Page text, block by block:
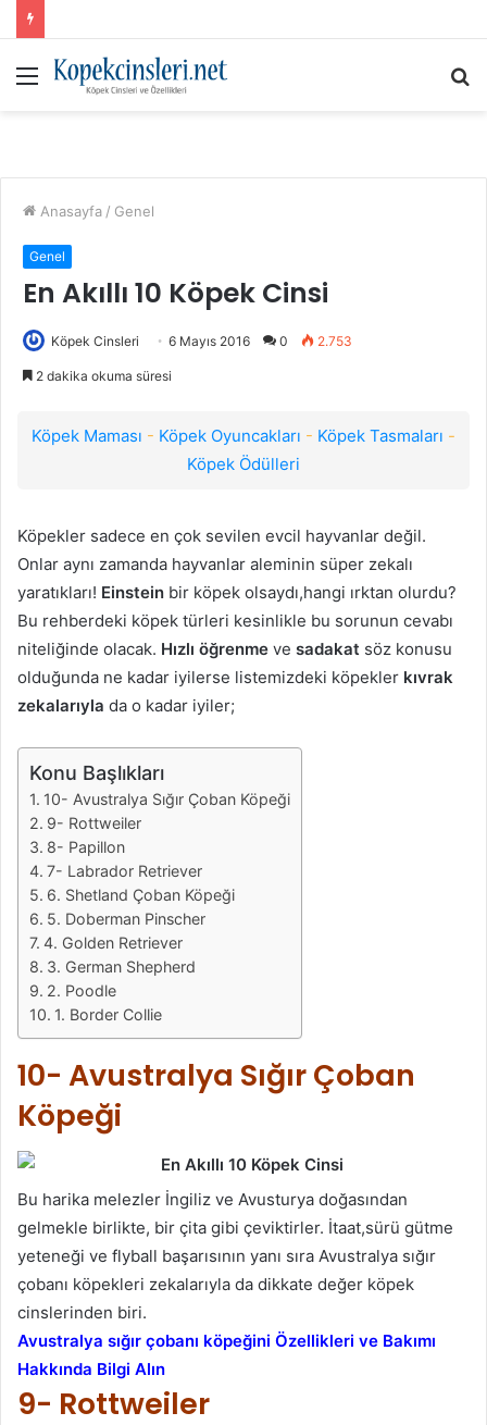
Menü
Anasayfa / Genel
Genel
En Akıllı 10 Köpek Cinsi
Köpek Cinsleri 6 Mayıs 2016 0 2.753
2 dakika okuma süresi
Köpek Maması - Köpek Oyuncakları - Köpek Tasmaları -
Köpek Ödülleri
Köpekler sadece en çok sevilen evcil hayvanlar değil.
Onlar aynı zamanda hayvanlar aleminin süper zekalı
yaratıkları! Einstein bir köpek olsaydı,hangi ırktan olurdu?
Bu rehberdeki köpek türleri kesinlikle bu sorunun cevabı
niteliğinde olacak. Hızlı öğrenme ve sadakat söz konusu
olduğunda ne kadar iyilerse listemizdeki köpekler kıvrak
zekalarıyla da o kadar iyiler;
Konu Başlıkları
10- Avustralya Sığır Çoban Köpeği
9- Rottweiler
8- Papillon
7- Labrador Retriever
6. Shetland Çoban Köpeği
5. Doberman Pinscher
4. Golden Retriever
3. German Shepherd
2. Poodle
1. Border Collie
10- Avustralya Sığır Çoban
Köpeği
Bu harika melezler İngiliz ve Avusturya doğasından
gelmekle birlikte, bir çita gibi çeviktirler. İtaat,sürü gütme
yeteneği ve flyball başarısının yanı sıra Avustralya sığır
çobanı köpekleri zekalarıyla da dikkate değer köpek
cinslerinden biri.
Avustralya sığır çobanı köpeğini Özellikleri ve Bakımı
Hakkında Bilgi Alın
9- Rottweiler